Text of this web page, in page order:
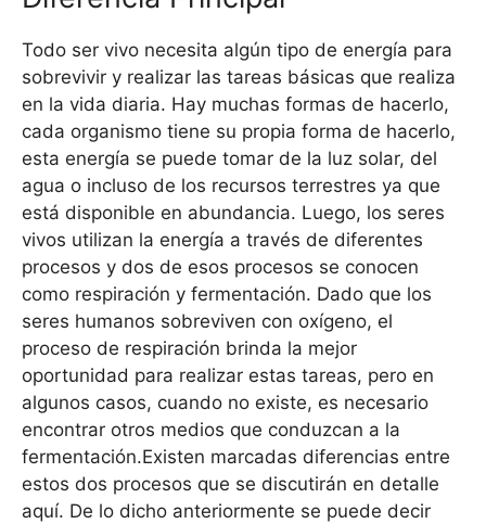
Todo ser vivo necesita algún tipo de energía para
sobrevivir y realizar las tareas básicas que realiza
en la vida diaria. Hay muchas formas de hacerlo,
cada organismo tiene su propia forma de hacerlo,
esta energía se puede tomar de la luz solar, del
agua o incluso de los recursos terrestres ya que
está disponible en abundancia. Luego, los seres
vivos utilizan la energía a través de diferentes
procesos y dos de esos procesos se conocen
como respiración y fermentación. Dado que los
seres humanos sobreviven con oxígeno, el
proceso de respiración brinda la mejor
oportunidad para realizar estas tareas, pero en
algunos casos, cuando no existe, es necesario
encontrar otros medios que conduzcan a la
fermentación.Existen marcadas diferencias entre
estos dos procesos que se discutirán en detalle
aquí. De lo dicho anteriormente se puede decir